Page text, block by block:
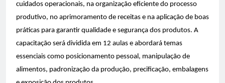
cuidados operacionais, na organização eficiente do processo
produtivo, no aprimoramento de receitas e na aplicação de boas
práticas para garantir qualidade e segurança dos produtos. A
capacitação será dividida em 12 aulas e abordará temas
essenciais como posicionamento pessoal, manipulação de
alimentos, padronização da produção, precificação, embalagens